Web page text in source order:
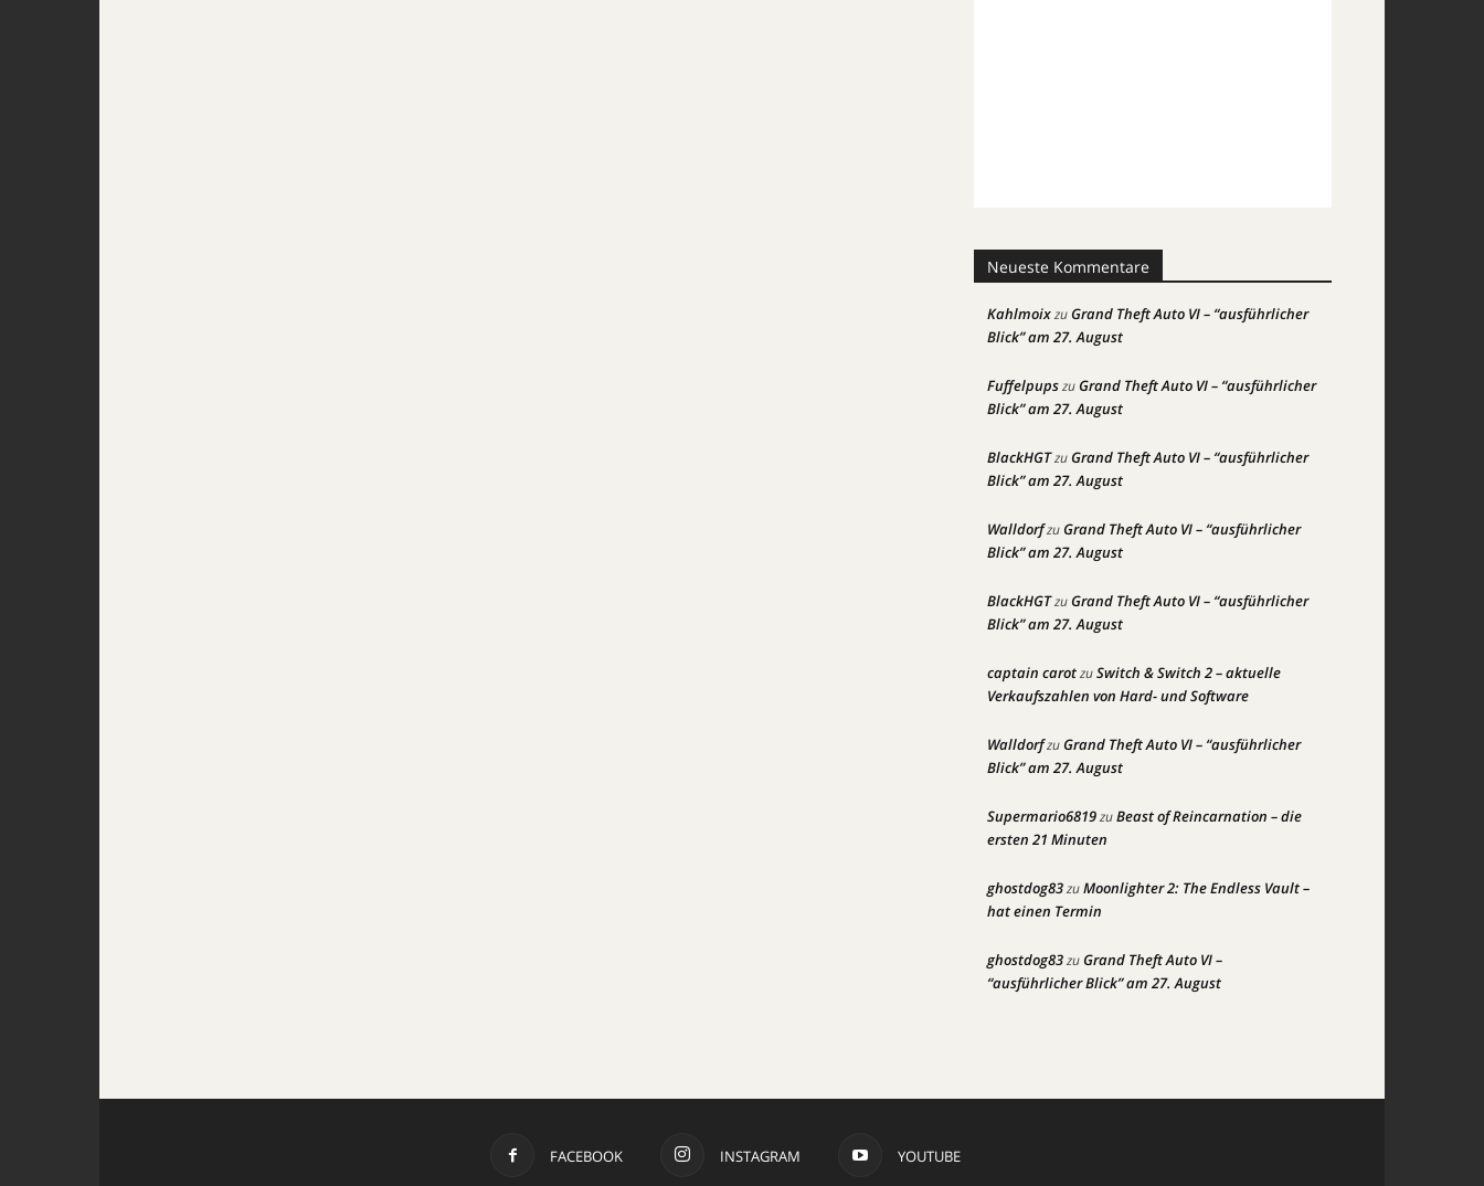
Neueste Kommentare
KahlmoixzuGrand Theft Auto VI – “ausführlicher
Blick” am 27. August
FuffelpupszuGrand Theft Auto VI – “ausführlicher
Blick” am 27. August
BlackHGTzuGrand Theft Auto VI – “ausführlicher
Blick” am 27. August
WalldorfzuGrand Theft Auto VI – “ausführlicher
Blick” am 27. August
BlackHGTzuGrand Theft Auto VI – “ausführlicher
Blick” am 27. August
captain carotzuSwitch & Switch 2 – aktuelle
Verkaufszahlen von Hard- und Software
WalldorfzuGrand Theft Auto VI – “ausführlicher
Blick” am 27. August
Supermario6819zuBeast of Reincarnation – die
ersten 21 Minuten
ghostdog83zuMoonlighter 2: The Endless Vault –
hat einen Termin
ghostdog83zuGrand Theft Auto VI –
“ausführlicher Blick” am 27. August
FACEBOOK INSTAGRAM YOUTUBE